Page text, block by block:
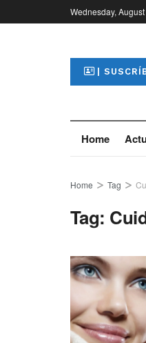
Wednesday,
|
Home
Home Tag
Tag: